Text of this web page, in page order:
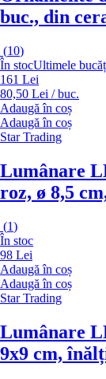
buc., din
(10)
În stocUltimele
161 Lei
80,50 Lei / buc.
Adaugă în coș
Adaugă în coș
Star Trading
Lumânare
roz, ø 8,5
(1)
În stoc
98 Lei
Adaugă în coș
Adaugă în coș
Star Trading
Lumânare
9x9 cm,